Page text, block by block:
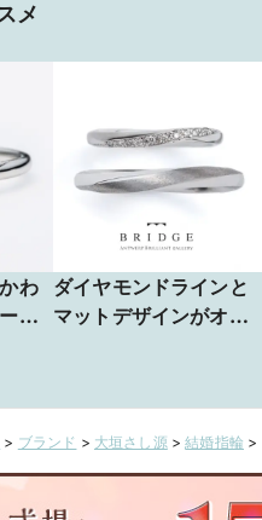
メ
わ
デ
ダイヤモンドラインと
マットデザインがオ
Breeze やわらかな春
風Spring Breeze や
> ブランド > 大垣さし源>結婚指輪 >